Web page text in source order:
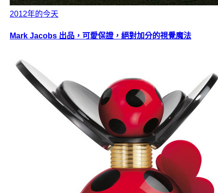
2012年的今天
Mark Jacobs 出品，可愛保證，絕對加分的視覺魔法